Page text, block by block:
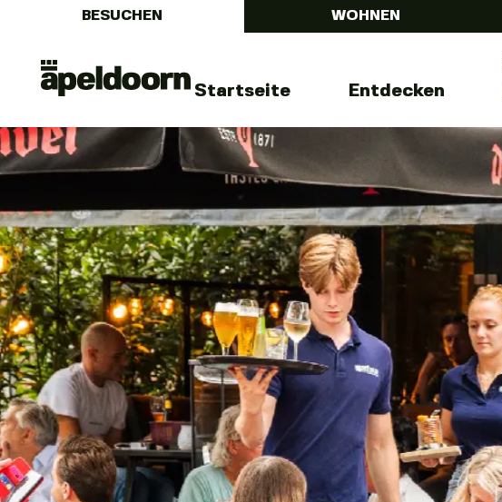
BESUCHEN WOHNEN
Uit
Apeldoorn
Startseite
Entdecken